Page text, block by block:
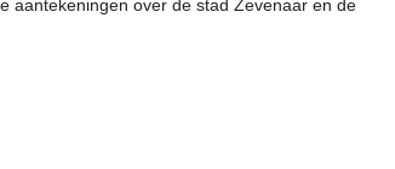
aantekeningen over de stad Zevenaar en de